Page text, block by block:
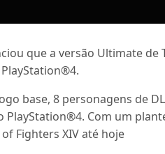
que a versão Ultimate de
base, 8 personagens de
Com um
Fighters XIV até hoje